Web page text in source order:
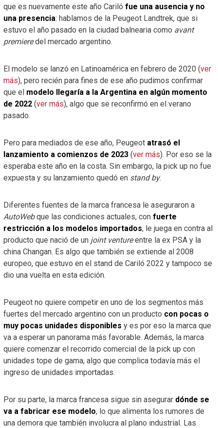
que es nuevamente este año Cariló fue una ausencia y no
una presencia: hablamos de la Peugeot Landtrek, que si
estuvo el año pasado en la ciudad balnearia como avant
premieredel mercado argentino.
El modelo se lanzó en Latinoamérica en febrero de 2020 (ver
más), pero recién para fines de ese año pudimos confirmar
que el modelo llegaría a la Argentina en algún momento
de 2022(ver más), algo que se reconfirmó en el verano
pasado.
Pero para mediados de ese año, Peugeot atrasó el
lanzamiento a comienzos de 2023(ver más). Por eso se la
esperaba este año en la costa. Sin embargo, la pick up no fue
expuesta y su lanzamiento quedó en stand by.
Diferentes fuentes de la marca francesa le aseguraron a
AutoWebque las condiciones actuales, con fuerte
restricción a los modelos importados, le juega en contra al
producto que nació de un joint ventureentre la ex PSA y la
china Changan. Es algo que también se extiende al 2008
europeo, que estuvo en el stand de Cariló 2022 y tampoco se
dio una vuelta en esta edición.
Peugeot no quiere competir en uno de los segmentos más
fuertes del mercado argentino con un producto con pocas o
muy pocas unidades disponibles y es por eso la marca que
va a esperar un panorama más favorable. Además, la marca
quiere comenzar el recorrido comercial de la pick up con
unidades tope de gama, algo que complica todavía más el
ingreso de unidades importadas.
Por su parte, la marca francesa sigue sin asegurar dónde se
va a fabricar ese modelo, lo que alimenta los rumores de
una demora que también involucra al plano industrial. Las